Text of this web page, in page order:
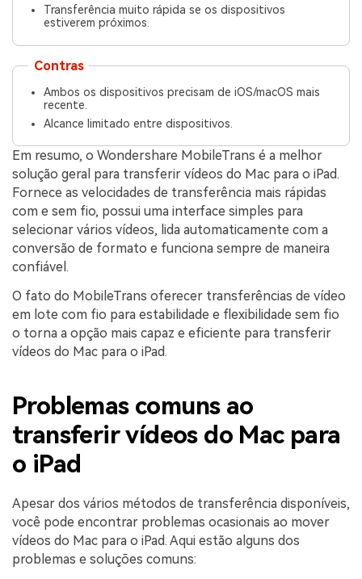
Transferência muito rápida se os dispositivos
estiverem próximos.
Contras
Ambos os dispositivos precisam de iOS/macOS mais
recente.
Alcance limitado entre dispositivos.
Em resumo, o Wondershare MobileTrans é a melhor
solução geral para transferir vídeos do Mac para o iPad.
Fornece as velocidades de transferência mais rápidas
com e sem fio, possui uma interface simples para
selecionar vários vídeos, lida automaticamente com a
conversão de formato e funciona sempre de maneira
confiável.
O fato do MobileTrans oferecer transferências de vídeo
em lote com fio para estabilidade e flexibilidade sem fio
o torna a opção mais capaz e eficiente para transferir
vídeos do Mac para o iPad.
Problemas comuns ao
transferir vídeos do Mac para
o iPad
Apesar dos vários métodos de transferência disponíveis,
você pode encontrar problemas ocasionais ao mover
vídeos do Mac para o iPad. Aqui estão alguns dos
problemas e soluções comuns: